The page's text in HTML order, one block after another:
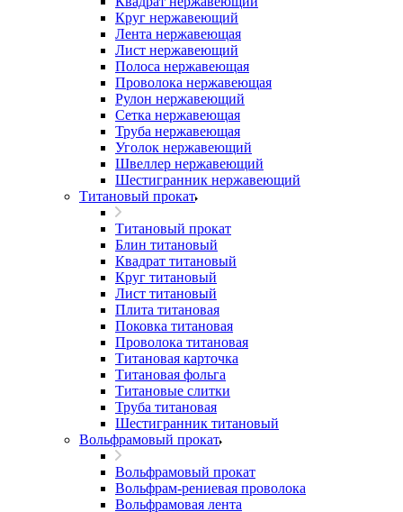
Круг нержавеющий
Лента нержавеющая
Лист нержавеющий
Полоса нержавеющая
Проволока нержавеющая
Рулон нержавеющий
Сетка нержавеющая
Труба нержавеющая
Уголок нержавеющий
Швеллер нержавеющий
Шестигранник нержавеющий
Титановый прокат
Титановый прокат
Блин титановый
Квадрат титановый
Круг титановый
Лист титановый
Плита титановая
Поковка титановая
Проволока титановая
Титановая карточка
Титановая фольга
Титановые слитки
Труба титановая
Шестигранник титановый
Вольфрамовый прокат
Вольфрамовый прокат
Вольфрам-рениевая проволока
Вольфрамовая лента